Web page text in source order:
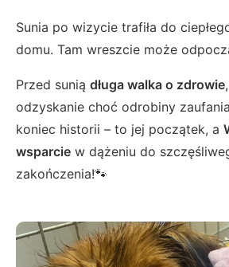
Sunia po wizycie trafiła do
domu. Tam wreszcie może
Przed sunią długa walka o zdrowie
odzyskanie choć odrobiny
koniec historii – to jej początek, a
wsparcie w dążeniu do
zakończenia!🐾